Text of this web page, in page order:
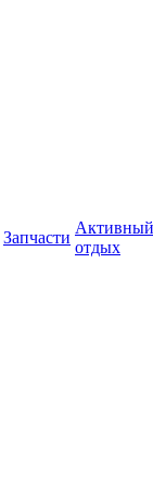
Запчасти
Активный
отдых